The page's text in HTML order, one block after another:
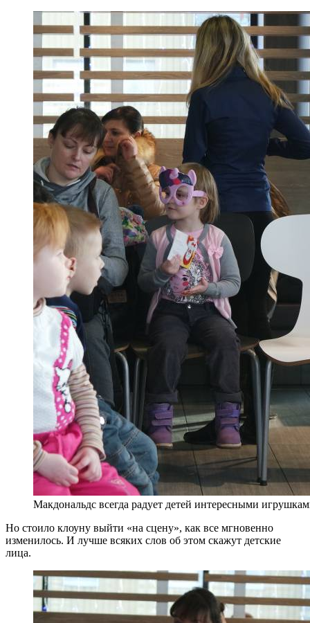
Макдональдс всегда радует детей интересными
Но стоило клоуну выйти «на сцену», как все мгновенно
изменилось. И лучше всяких слов об этом скажут детские
лица.